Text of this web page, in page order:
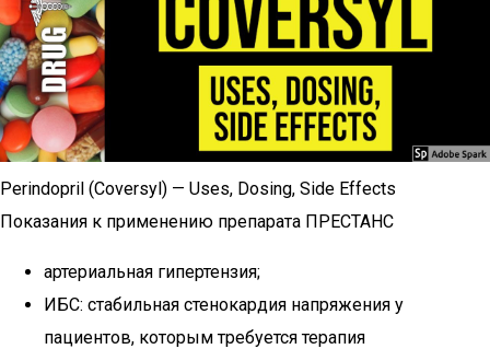
Perindopril (Coversyl) — Uses, Dosing, Side Effects
Показания к применению препарата ПРЕСТАНС
артериальная гипертензия;
ИБС: стабильная стенокардия напряжения у
пациентов, которым требуется терапия